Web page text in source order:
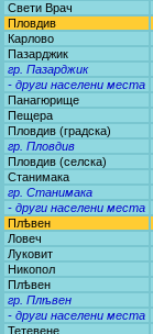
Свети Врач
Пловдив
Карлово
Пазарджик
гр. Пазарджик
- други населени места
Панагюрище
Пещера
Пловдив (градска)
гр. Пловдив
Пловдив (селска)
Станимака
гр. Станимака
- други населени места
Плѣвен
Ловеч
Луковит
Никопол
Плѣвен
гр. Плѣвен
- други населени места
Тетевене